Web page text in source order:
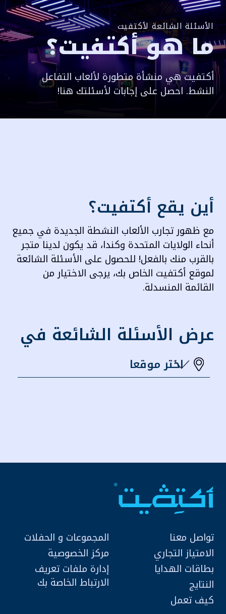
الأسئلة الشائعة لأكتفيت
ما هو أكتفيت؟
أكتفيت هي منشأة متطورة لألعاب التفاعل
النشط. احصل على إجابات لأسئلتك هنا!
أين يقع أكتفيت؟
مع ظهور تجارب الألعاب النشطة الجديدة في جميع
أنحاء الولايات المتحدة وكندا، قد يكون لدينا متجر
بالقرب منك بالفعل! للحصول على الأسئلة الشائعة
لموقع أكتفيت الخاص بك، يرجى الاختيار من
القائمة المنسدلة.
عرض الأسئلة الشائعة في
تواصل معنا
الامتياز التجاري
بطاقات الهدايا
النتايج
كيف تعمل
المجموعات و الحفلات
مركز الخصوصية
إدارة ملفات تعريف
الارتباط الخاصة بك